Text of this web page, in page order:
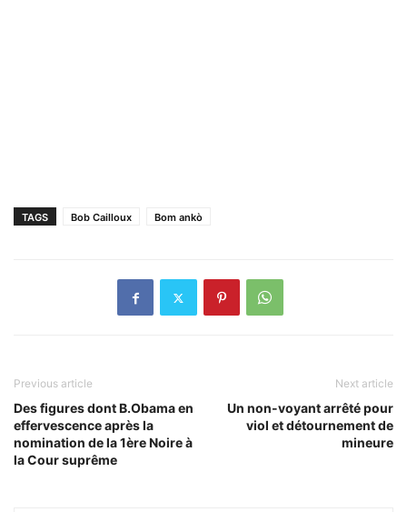
TAGS Bob Cailloux Bom ankò
Previous article
Des figures dont B.Obama en
effervescence après la
nomination de la 1ère Noire à
la Cour suprême
Next article
Un non-voyant arrêté pour
viol et détournement de
mineure